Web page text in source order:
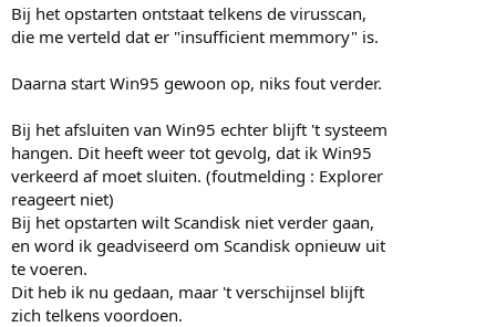
Bij het opstarten ontstaat telkens de virusscan,
die me verteld dat er "insufficient memmory" is.
Daarna start Win95 gewoon op, niks fout verder.
Bij het afsluiten van Win95 echter blijft 't systeem
hangen. Dit heeft weer tot gevolg, dat ik Win95
verkeerd af moet sluiten. (foutmelding : Explorer
reageert niet)
Bij het opstarten wilt Scandisk niet verder gaan,
en word ik geadviseerd om Scandisk opnieuw uit
te voeren.
Dit heb ik nu gedaan, maar 't verschijnsel blijft
zich telkens voordoen.